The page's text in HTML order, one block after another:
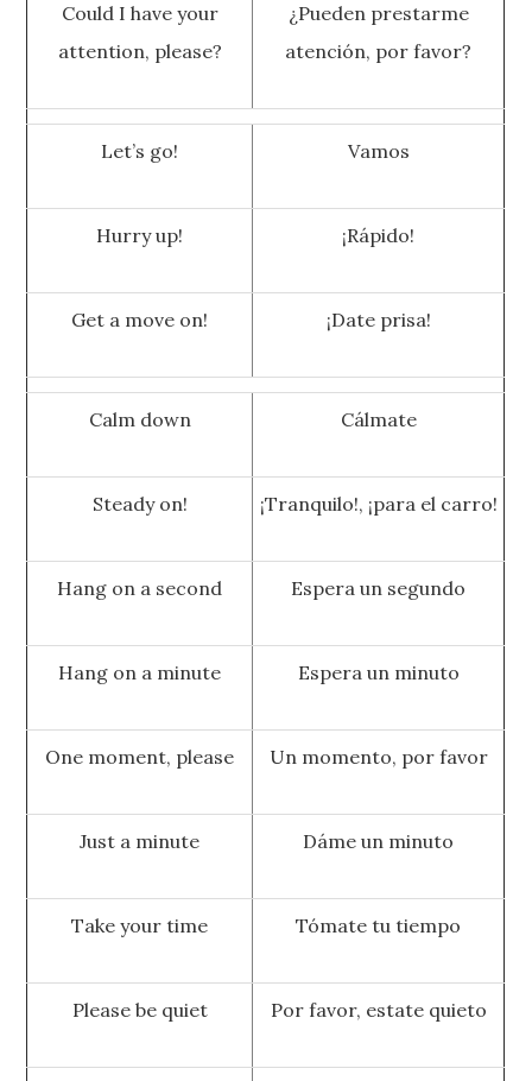
Could I have your
attention, please?
¿Pueden prestarme
atención, por favor?
Let’s go! Vamos
Hurry up! ¡Rápido!
Get a move on! ¡Date prisa!
Calm down Cálmate
Steady on! ¡Tranquilo!, ¡para el carro!
Hang on a second Espera un segundo
Hang on a minute Espera un minuto
One moment, please Un momento, por favor
Just a minute Dáme un minuto
Take your time Tómate tu tiempo
Please be quiet Por favor, estate quieto